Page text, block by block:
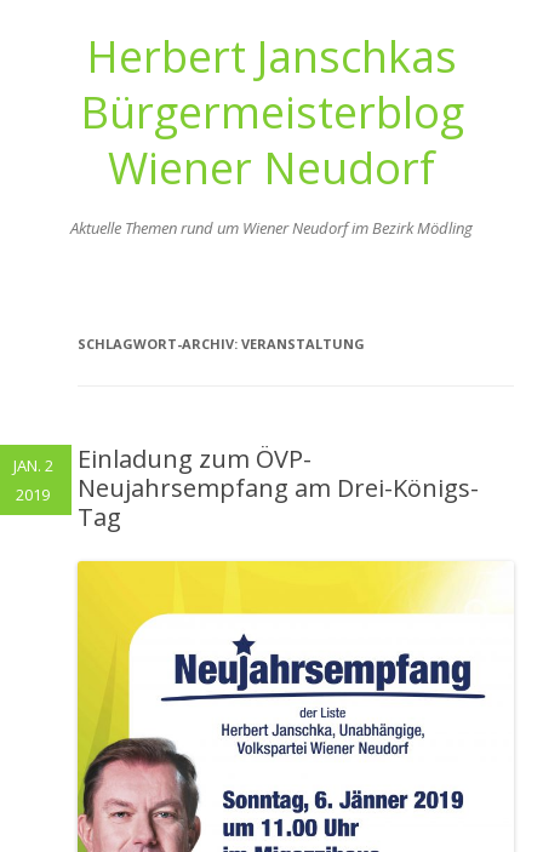
Herbert Janschkas
Bürgermeisterblog
Wiener Neudorf
Aktuelle Themen rund um Wiener Neudorf im Bezirk Mödling
SCHLAGWORT-ARCHIV: VERANSTALTUNG
Einladung zum ÖVP-
Neujahrsempfang am Drei-Königs-
Tag
JAN. 2
2019